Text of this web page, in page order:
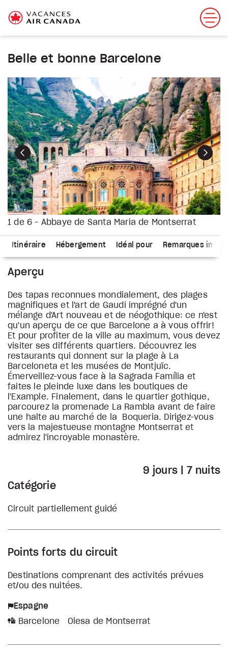
Belle et bonne Barcelone
1 de 6 - Abbaye de Santa Maria de Montserrat
Précédent
Itinéraire Hébergement Idéal pour Remarques
Aperçu
Des tapas reconnues mondialement, des plages
magnifiques et l'art de Gaudi imprégné d'un
mélange d'Art nouveau et de néogothique: ce n'est
qu'un aperçu de ce que Barcelone a à vous offrir!
Et pour profiter de la ville au maximum, vous devez
visiter ses différents quartiers. Découvrez les
restaurants qui donnent sur la plage à La
Barceloneta et les musées de Montjuïc.
Émerveillez-vous face à la Sagrada Família et
faites le pleinde luxe dans les boutiques de
l'Example. Finalement, dans le quartier gothique,
parcourez la promenade La Rambla avant de faire
une halte au marché de la Boqueria. Dirigez-vous
vers la majestueuse montagne Montserrat et
admirez l'incroyable monastère.
9 jours | 7 nuits
Catégorie
Circuit partiellement guidé
Points forts du circuit
Destinations comprenant des activités prévues
et/ou des nuitées.
Espagne
Barcelone
Olesa de Montserrat